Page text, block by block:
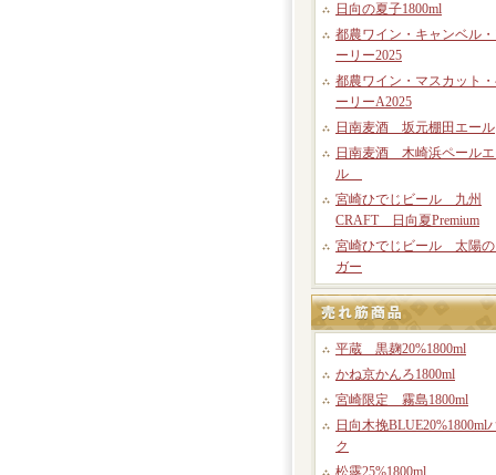
日向の夏子1800ml
都農ワイン・キャンベル
ーリー2025
都農ワイン・マスカット
ーリーA2025
日南麦酒 坂元棚田エール
日南麦酒 木崎浜ペールエ
ル
宮崎ひでじビール 九州
CRAFT 日向夏Premium
宮崎ひでじビール 太陽の
ガー
平蔵 黒麹20%1800ml
かね京かんろ1800ml
宮崎限定 霧島1800ml
日向木挽BLUE20%1800ml
ク
松露25%1800ml